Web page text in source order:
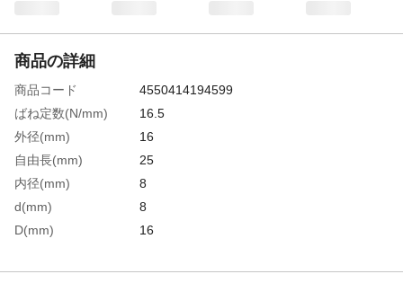
商品の詳細
商品コード
4550414194599
ばね定数(N/mm)
16.5
外径(mm)
16
自由長(mm)
25
内径(mm)
8
d(mm)
8
D(mm)
16
生産国
中国